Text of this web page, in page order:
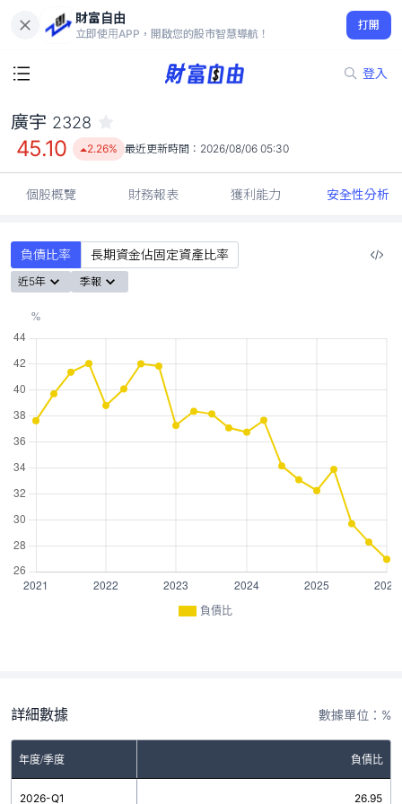
財富自由
立即使用APP，開啟您的股市智慧導航！
打開
登入
45.10
2.26%
廣宇 2328
45.10 2.26% 最近更新時間： 2026/08/06 05:30
個股概覽 財務報表 獲利能力 安全性分析
負債比率 長期資金佔固定資產比率
近5年 季報
負債比
詳細數據 數據單位：%
年度/季度 負債比
2026-Q1 26.95